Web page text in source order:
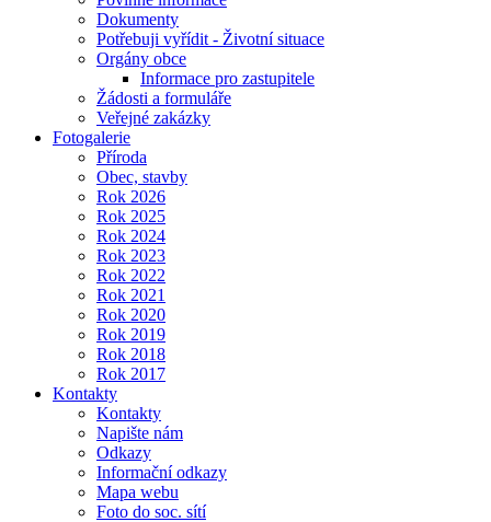
Dokumenty
Potřebuji vyřídit - Životní situace
Orgány obce
Informace pro zastupitele
Žádosti a formuláře
Veřejné zakázky
Fotogalerie
Příroda
Obec, stavby
Rok 2026
Rok 2025
Rok 2024
Rok 2023
Rok 2022
Rok 2021
Rok 2020
Rok 2019
Rok 2018
Rok 2017
Kontakty
Kontakty
Napište nám
Odkazy
Informační odkazy
Mapa webu
Foto do soc. sítí